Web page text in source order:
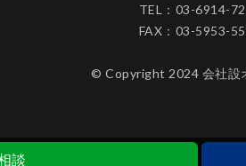
TEL：03-6914-
FAX：03-5953-
© Copyright 2024 会社設
談